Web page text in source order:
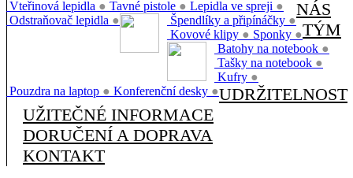
Vteřinová lepidla ● Tavné pistole ● Lepidla ve spreji ●
Odstraňovač lepidla ● Špendlíky a připínáčky ●
Kovové klipy ● Sponky ●
Batohy na notebook ●
Tašky na notebook ●
Kufry ●
Pouzdra na laptop ● Konferenční desky ●
NÁS
TÝM
UDRŽITELNOST
UŽITEČNÉ INFORMACE
DORUČENÍ A DOPRAVA
KONTAKT